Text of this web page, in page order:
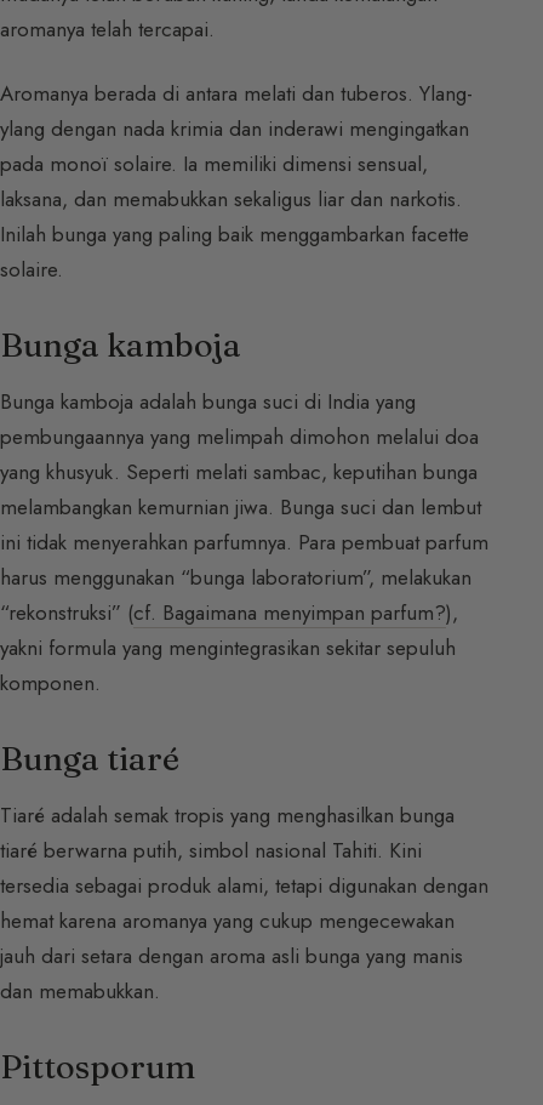
aromanya telah tercapai.
Aromanya berada di antara melati dan tuberos. Ylang-
ylang dengan nada krimia dan inderawi mengingatkan
pada monoï solaire. Ia memiliki dimensi sensual,
laksana, dan memabukkan sekaligus liar dan narkotis.
Inilah bunga yang paling baik menggambarkan facette
solaire.
Bunga kamboja
Bunga kamboja adalah bunga suci di India yang
pembungaannya yang melimpah dimohon melalui doa
yang khusyuk. Seperti melati sambac, keputihan bunga
melambangkan kemurnian jiwa. Bunga suci dan lembut
ini tidak menyerahkan parfumnya. Para pembuat parfum
harus menggunakan “bunga laboratorium”, melakukan
“rekonstruksi” (cf. Bagaimana menyimpan parfum?),
yakni formula yang mengintegrasikan sekitar sepuluh
komponen.
Bunga tiaré
Tiaré adalah semak tropis yang menghasilkan bunga
tiaré berwarna putih, simbol nasional Tahiti. Kini
tersedia sebagai produk alami, tetapi digunakan dengan
hemat karena aromanya yang cukup mengecewakan
jauh dari setara dengan aroma asli bunga yang manis
dan memabukkan.
Pittosporum